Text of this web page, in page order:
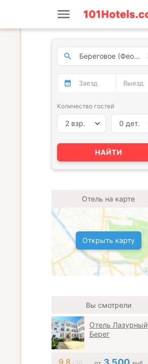
Количество гостей
2 взр. 0 дет.
НАЙТИ
Отель на карте
Открыть карту
Вы смотрели
Отель Лазурный
Берег
9.8